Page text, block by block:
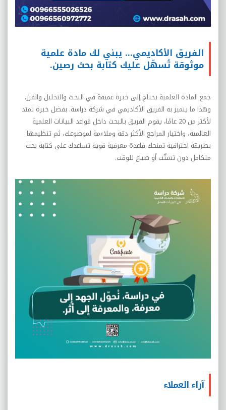
الفريق الأكاديمي… يبني لك مادة علمية
موثوقة تُسهّل عليك كتابة بحث رصين.
جمع المادة العلمية يحتاج إلى خبرة عميقة في البحث والتحليل والفرز،
وهذا ما يتميز به الفريق الأكاديمي في شركة دراسة. بفضل خبرة تمتد
لأكثر من 20 عامًا، يقوم الفريق بالبحث داخل قواعد البيانات العلمية
العالمية، واختيار المراجع الأكثر دقة وملاءمة لموضوعك، ثم تنظيمها
بطريقة احترافية تمنحك قاعدة معرفية قوية تساعدك على كتابة بحث
متكامل دون تشتّت أو ضياع للوقت.
آراء العملاء